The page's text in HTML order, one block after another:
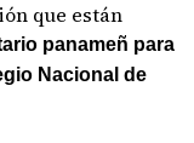
que están
panameñ para
Nacional de